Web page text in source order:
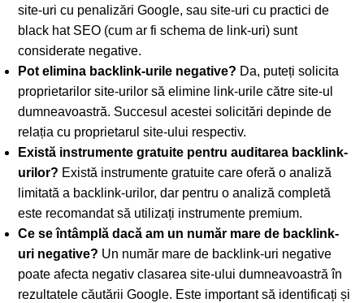
site-uri cu penalizări Google, sau site-uri cu practici de
black hat SEO (cum ar fi schema de link-uri) sunt
considerate negative.
Pot elimina backlink-urile negative? Da, puteți solicita
proprietarilor site-urilor să elimine link-urile către site-ul
dumneavoastră. Succesul acestei solicitări depinde de
relația cu proprietarul site-ului respectiv.
Există instrumente gratuite pentru auditarea backlink-
urilor? Există instrumente gratuite care oferă o analiză
limitată a backlink-urilor, dar pentru o analiză completă
este recomandat să utilizați instrumente premium.
Ce se întâmplă dacă am un număr mare de backlink-
uri negative? Un număr mare de backlink-uri negative
poate afecta negativ clasarea site-ului dumneavoastră în
rezultatele căutării Google. Este important să identificați și